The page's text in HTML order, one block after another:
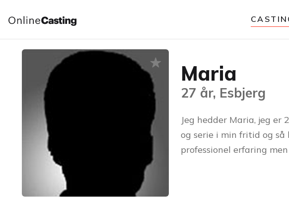
Maria
27 år, Esbjerg
Jeg hedder Maria, jeg er
og serie i min fritid og så
professionel erfaring